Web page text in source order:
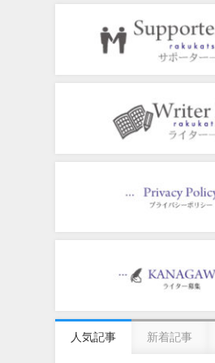
人気記事 新着記事